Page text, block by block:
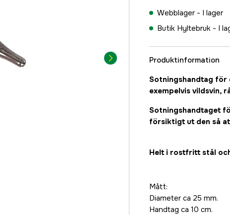
Webblager - I lager
Butik Hyltebruk - I
Produktinformation
Sotningshandtag för
exempelvis vildsvin,
Sotningshandtaget
försiktigt ut den så
Helt i rostfritt stål
Mått:
Diameter ca 25 mm.
Handtag ca 10 cm.